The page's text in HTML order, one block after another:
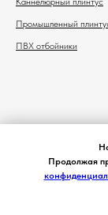
Продолжая
Промышленный
ПВХ отбойники